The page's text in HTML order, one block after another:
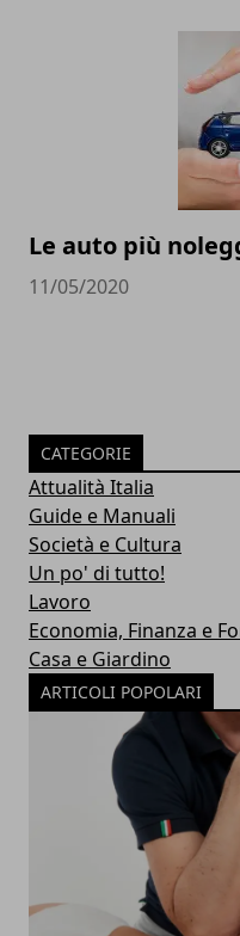
Le auto più
11/05/2020
CATEGORIE
Attualità Italia
Guide e Manuali
Società e Cultura
Un po' di tutto!
Lavoro
Economia, Finanza e
Casa e Giardino
ARTICOLI POPOLARI